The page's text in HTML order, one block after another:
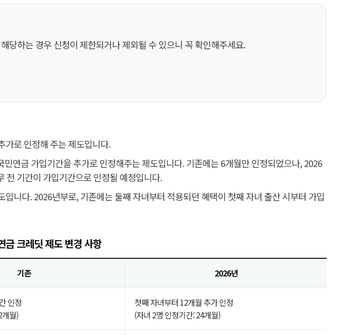
당하는 경우 신청이 제한되거나 제외될 수 있으니 꼭 확인해주세요.
가로 인정해 주는 제도입니다.
연금 가입기간을 추가로 인정해주는 제도입니다. 기존에는 6개월만 인정되었으나, 2026
전 기간이 가입기간으로 인정될 예정입니다.
니다. 2026년부로, 기존에는 둘째 자녀부터 적용되던 혜택이 첫째 자녀 출산 시부터 가입
금 크레딧 제도 변경 사항
기존 2026년
인정
월)
첫째 자녀부터 12개월 추가 인정
(자녀 2명 인정기간: 24개월)